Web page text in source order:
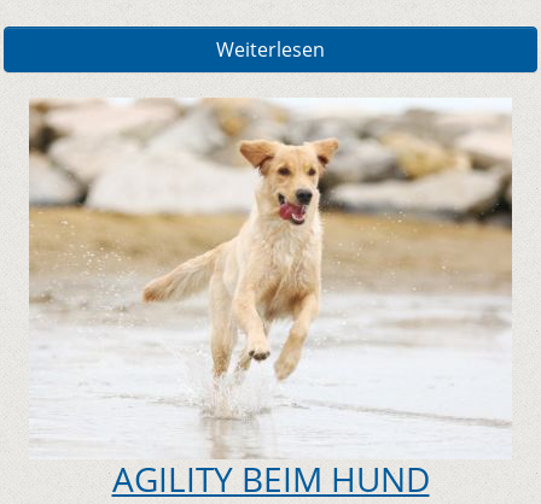
Weiterlesen
AGILITY BEIM HUND